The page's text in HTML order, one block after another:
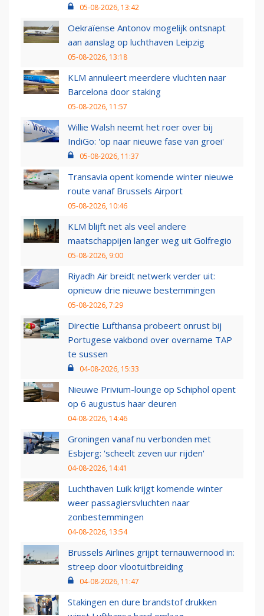
05-08-2026, 13:42
Oekraïense Antonov mogelijk ontsnapt
aan aanslag op luchthaven Leipzig
05-08-2026, 13:18
KLM annuleert meerdere vluchten naar
Barcelona door staking
05-08-2026, 11:57
Willie Walsh neemt het roer over bij
IndiGo: 'op naar nieuwe fase van groei'
05-08-2026, 11:37
Transavia opent komende winter nieuwe
route vanaf Brussels Airport
05-08-2026, 10:46
KLM blijft net als veel andere
maatschappijen langer weg uit Golfregio
05-08-2026, 9:00
Riyadh Air breidt netwerk verder uit:
opnieuw drie nieuwe bestemmingen
05-08-2026, 7:29
Directie Lufthansa probeert onrust bij
Portugese vakbond over overname TAP
te sussen
04-08-2026, 15:33
Nieuwe Privium-lounge op Schiphol opent
op 6 augustus haar deuren
04-08-2026, 14:46
Groningen vanaf nu verbonden met
Esbjerg: 'scheelt zeven uur rijden'
04-08-2026, 14:41
Luchthaven Luik krijgt komende winter
weer passagiersvluchten naar
zonbestemmingen
04-08-2026, 13:54
Brussels Airlines grijpt ternauwernood in:
streep door vlootuitbreiding
04-08-2026, 11:47
Stakingen en dure brandstof drukken